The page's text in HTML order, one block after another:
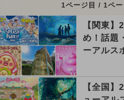
1ページ目 / 1ペー
【関東
め！話題
ーアルス
【全国